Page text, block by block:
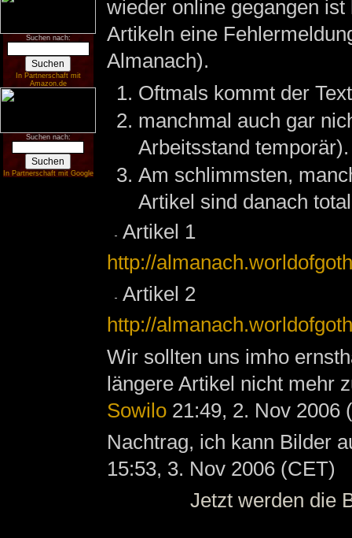
Suchen nach:
In Partnerschaft mit
Amazon.de
Suchen nach:
In Partnerschaft mit Google
wieder online gegangen
Artikeln eine
Almanach).
Oftmals kommt der
manchmal auch gar
Arbeitsstand temporär).
Am schlimmsten,
Artikel sind danach
Artikel 1
http://
Artikel 2
http://
Wir sollten uns imho
längere Artikel nicht mehr
Sowilo21:49, 2. Nov 2006
Nachtrag, ich kann Bilder
15:53, 3. Nov 2006 (CET)
Jetzt werden die